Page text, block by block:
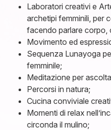
Laboratori creativi e
archetipi femminili, per
facendo parlare corpo,
Movimento ed
Sequenza Lunayoga
femminile;
Meditazione per
Percorsi in natura;
Cucina conviviale
Momenti di relax
circonda il mulino;